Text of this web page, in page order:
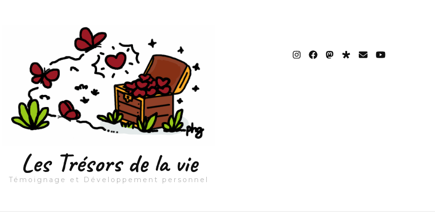
Les Trésors de la vie
Témoignage et Développement personnel